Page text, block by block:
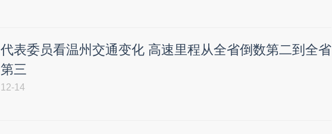
代表委员看温州交通变化 高速里程从全省倒数第二到全省
第三
12-14